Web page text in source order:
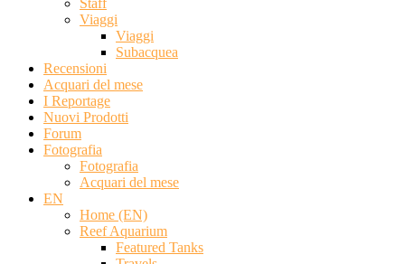
Staff
Viaggi
Viaggi
Subacquea
Recensioni
Acquari del mese
I Reportage
Nuovi Prodotti
Forum
Fotografia
Fotografia
Acquari del mese
EN
Home (EN)
Reef Aquarium
Featured Tanks